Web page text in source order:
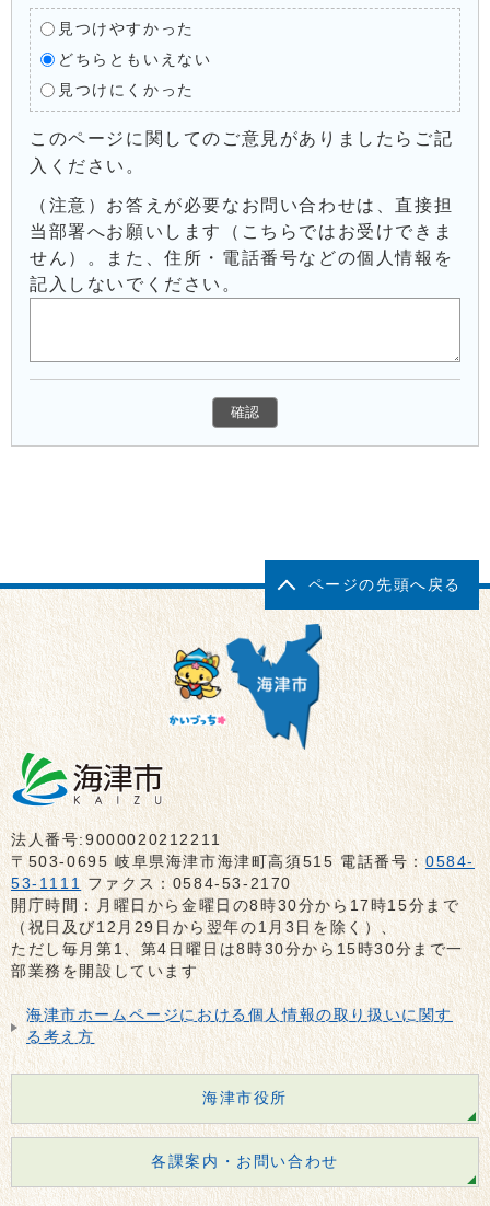
見つけやすかった
どちらともいえない
見つけにくかった
このページに関してのご意見がありましたらご記
入ください。
（注意）お答えが必要なお問い合わせは、直接担
当部署へお願いします（こちらではお受けできま
せん）。また、住所・電話番号などの個人情報を
記入しないでください。
ページの先頭へ戻る
法人番号:9000020212211
〒503-0695 岐阜県海津市海津町高須515 電話番号：0584-
53-1111 ファクス：0584-53-2170
開庁時間：月曜日から金曜日の8時30分から17時15分まで
（祝日及び12月29日から翌年の1月3日を除く）、
ただし毎月第1、第4日曜日は8時30分から15時30分まで一
部業務を開設しています
海津市ホームページにおける個人情報の取り扱いに関す
る考え方
海津市役所
各課案内・お問い合わせ